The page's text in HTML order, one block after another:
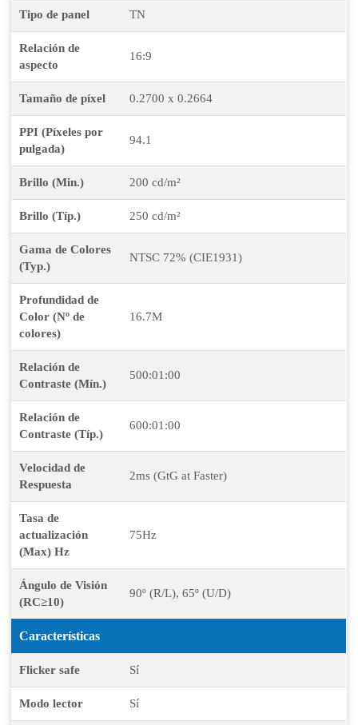
Tipo de panel TN
Relación de
aspecto
16:9
Tamaño de píxel 0.2700 x 0.2664
PPI (Píxeles por
pulgada)
94.1
Brillo (Min.) 200 cd/m²
Brillo (Típ.) 250 cd/m²
Gama de Colores
(Typ.)
NTSC 72% (CIE1931)
Profundidad de
Color (Nº de
colores)
16.7M
Relación de
Contraste (Mín.)
500:01:00
Relación de
Contraste (Típ.)
600:01:00
Velocidad de
Respuesta
2ms (GtG at Faster)
Tasa de
actualización
(Max) Hz
75Hz
Ángulo de Visión
(RC≥10)
90º (R/L), 65º (U/D)
Características
Flicker safe Sí
Modo lector Sí